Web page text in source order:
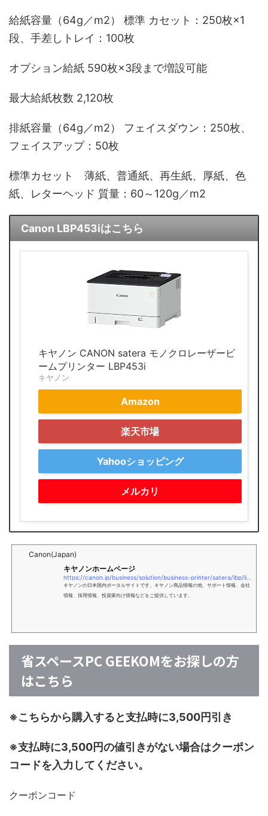
給紙容量（64g／m2） 標準 カセット：250枚×1
段、手差しトレイ：100枚
オプション給紙 590枚×3段まで増設可能
最大給紙枚数 2,120枚
排紙容量（64g／m2） フェイスダウン：250枚、
フェイスアップ：50枚
標準カセット 薄紙、普通紙、再生紙、厚紙、色
紙、レターヘッド 質量：60～120g／m2
Canon LBP453iはこちら
キヤノン CANON satera モノクロレーザービ
ームプリンター LBP453i
キヤノン
Amazon
楽天市場
Yahooショッピング
メルカリ
Canon(Japan)
キヤノンホームページ
キヤノンの日本国内ポータルサイトです。キヤノン商品情報の他、サポート情報、会社
情報、採用情報、投資家向け情報などをご提供しています。
省スペースPC GEEKOMをお探しの方
はこちら
※こちらから購入すると支払時に3,500円引き
※支払時に3,500円の値引きがない場合はクーポン
コードを入力してください。
クーポンコード